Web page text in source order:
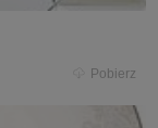
Pobierz